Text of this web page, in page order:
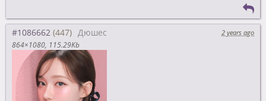
#1086662 Дюшес
2 years ago
864×1080 115.29Kb